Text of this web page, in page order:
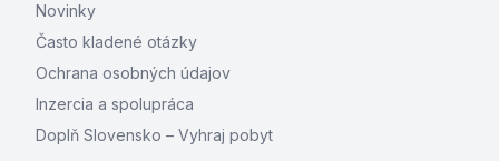
Novinky
Často kladené otázky
Ochrana osobných údajov
Inzercia a spolupráca
Doplň Slovensko – Vyhraj pobyt